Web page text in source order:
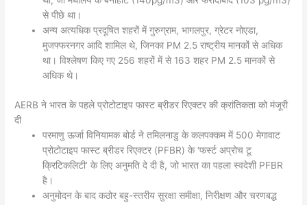
से पीछे था।
अन्य अत्यधिक प्रदूषित शहरों में गुरुग्राम, भागलपुर, ग्रेटर नोएडा,
मुजफ्फरनगर आदि शामिल थे, जिनका PM 2.5 राष्ट्रीय मानकों से अधिक
था। विश्लेषण किए गए 256 शहरों में से 163 शहर PM 2.5 मानकों से
अधिक थे।
AERB ने भारत के पहले प्रोटोटाइप फास्ट ब्रीडर रिएक्टर की क्रांतिकता को मंजूरी
दी
परमाणु ऊर्जा विनियामक बोर्ड ने तमिलनाडु के कलपक्कम में 500 मेगावाट
प्रोटोटाइप फास्ट ब्रीडर रिएक्टर (PFBR) के ‘फर्स्ट अप्रोच टू
क्रिटिकलिटी’ के लिए अनुमति दे दी है, जो भारत का पहला स्वदेशी PFBR
है।
अनुमोदन के बाद कठोर बहु-स्तरीय सुरक्षा समीक्षा, निरीक्षण और चरणबद्ध